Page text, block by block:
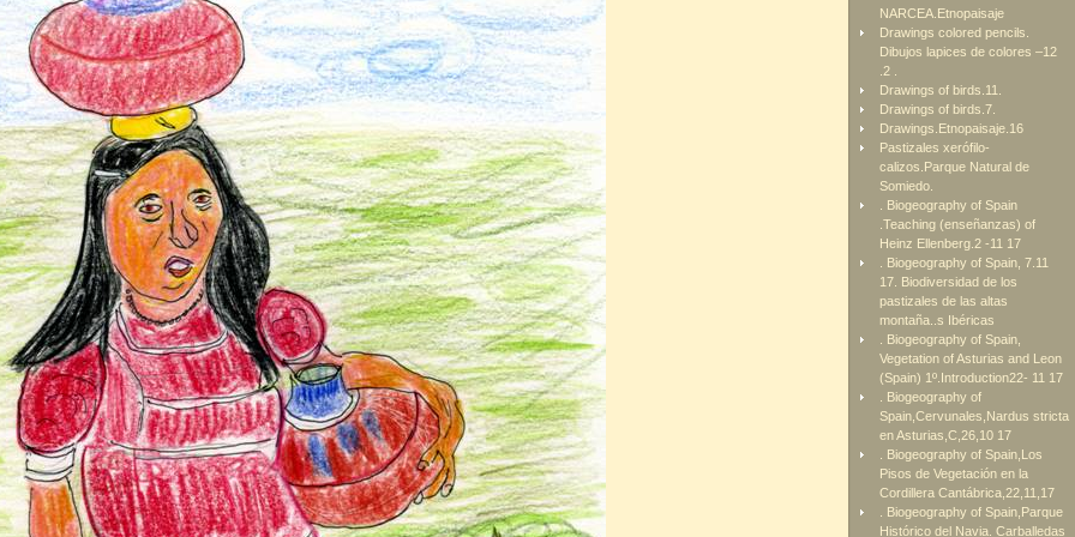
NARCEA.Etnopaisaje
Drawings colored pencils.
Dibujos lapices de colores –12
.2 .
Drawings of birds.11.
Drawings of birds.7.
Drawings.Etnopaisaje.16
Pastizales xerófilo-
calizos.Parque Natural de
Somiedo.
. Biogeography of Spain
.Teaching (enseñanzas) of
Heinz Ellenberg.2 -11 17
. Biogeography of Spain, 7.11
17. Biodiversidad de los
pastizales de las altas
montaña..s Ibéricas
. Biogeography of Spain,
Vegetation of Asturias and Leon
(Spain) 1º.Introduction22- 11 17
. Biogeography of
Spain,Cervunales,Nardus stricta
en Asturias,C,26,10 17
. Biogeography of Spain,Los
Pisos de Vegetación en la
Cordillera Cantábrica,22,11,17
. Biogeography of Spain,Parque
Histórico del Navia. Carballedas